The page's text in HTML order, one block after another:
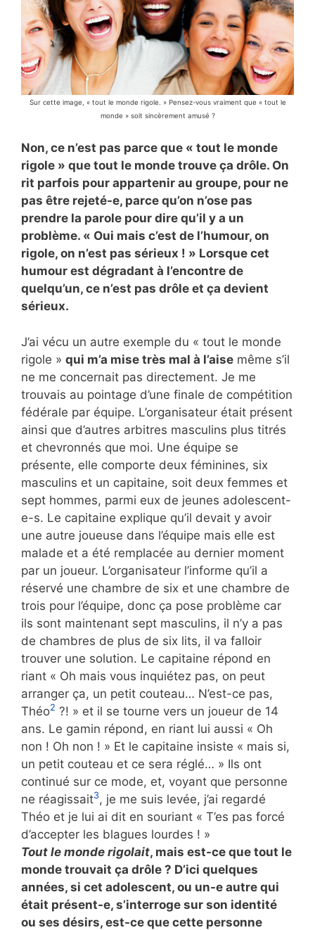
Sur cette image, « tout le monde rigole. » Pensez-vous vraiment que « tout le
monde » soit sincèrement amusé ?
Non, ce n’est pas parce que « tout le monde
rigole » que tout le monde trouve ça drôle. On
rit parfois pour appartenir au groupe, pour ne
pas être rejeté-e, parce qu’on n’ose pas
prendre la parole pour dire qu’il y a un
problème. « Oui mais c’est de l’humour, on
rigole, on n’est pas sérieux ! » Lorsque cet
humour est dégradant à l’encontre de
quelqu’un, ce n’est pas drôle et ça devient
sérieux.
J’ai vécu un autre exemple du « tout le monde
rigole » qui m’a mise très mal à l’aise même s’il
ne me concernait pas directement. Je me
trouvais au pointage d’une finale de compétition
fédérale par équipe. L’organisateur était présent
ainsi que d’autres arbitres masculins plus titrés
et chevronnés que moi. Une équipe se
présente, elle comporte deux féminines, six
masculins et un capitaine, soit deux femmes et
sept hommes, parmi eux de jeunes adolescent-
e-s. Le capitaine explique qu’il devait y avoir
une autre joueuse dans l’équipe mais elle est
malade et a été remplacée au dernier moment
par un joueur. L’organisateur l’informe qu’il a
réservé une chambre de six et une chambre de
trois pour l’équipe, donc ça pose problème car
ils sont maintenant sept masculins, il n’y a pas
de chambres de plus de six lits, il va falloir
trouver une solution. Le capitaine répond en
riant « Oh mais vous inquiétez pas, on peut
arranger ça, un petit couteau… N’est-ce pas,
Théo2 ?! » et il se tourne vers un joueur de 14
ans. Le gamin répond, en riant lui aussi « Oh
non ! Oh non ! » Et le capitaine insiste « mais si,
un petit couteau et ce sera réglé… » Ils ont
continué sur ce mode, et, voyant que personne
ne réagissait3, je me suis levée, j’ai regardé
Théo et je lui ai dit en souriant « T’es pas forcé
d’accepter les blagues lourdes ! »
Tout le monde rigolait, mais est-ce que tout le
monde trouvait ça drôle ? D’ici quelques
années, si cet adolescent, ou un-e autre qui
était présent-e, s’interroge sur son identité
ou ses désirs, est-ce que cette personne